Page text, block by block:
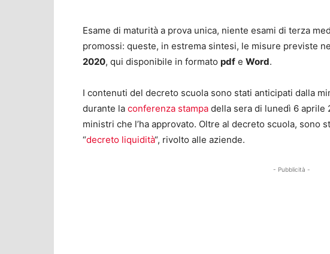
Esame di maturità a prova unica, niente esami di terza
promossi: queste, in estrema sintesi, le misure previste
2020, qui disponibile in formato pdf e Word.
I contenuti del decreto scuola sono stati anticipati dalla
durante la conferenza stampa della sera di lunedì 6 aprile
ministri che l’ha approvato. Oltre al decreto scuola, sono
“decreto liquidità“, rivolto alle aziende.
- Pubblicità -